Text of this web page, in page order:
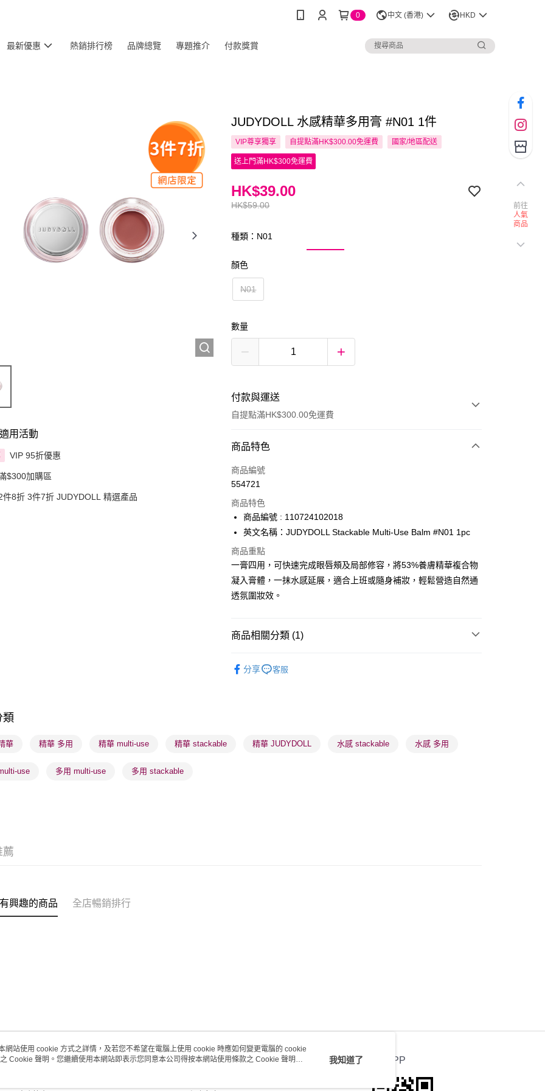
0 中文 (香港) HKD
最新優惠 熱銷排行榜 品牌總覽 專題推介 付款獎賞
用活動
VIP 95折優惠
$300加購區
件8折 3件7折 JUDYDOLL 精選產品
JUDYDOLL 水感精華多用膏 #N01 1件
VIP尊享獨享 自提點滿HK$300.00免運費 國家/地區配送
送上門滿HK$300免運費
HK$59.00
HK$39.00
種類：N01
顏色
N01
數量
付款與運送
自提點滿HK$300.00免運費
付款方式
信用卡
AlipayHK
PayMe
WeChat Pay
BoC Pay
順豐自助櫃 - 確認發貨後1-3個工作天送達
商品特色
商品編號
554721
商品特色
商品編號 : 110724102018
英文名稱：JUDYDOLL Stackable Multi-Use Balm #N01 1pc
商品重點
一膏四用，可快速完成眼唇頰及局部修容，將53%養膚精華複合物
凝入膏體，一抹水感延展，適合上班或隨身補妝，輕鬆營造自然通
透氛圍妝效。
商品相關分類 (1)
分享
客服
類
華 精華 多用 精華 multi-use 精華 stackable 精華 JUDYDOLL 水感 stackable 水感 多用
use 多用 multi-use 多用 stackable
薦
興趣的商品 全店暢銷排行
關於我們 客戶服務 官方APP
前往
人氣
商品
網站使用 cookie 方式之詳情，及若您不希望在電腦上使用 cookie 時應如何變更電腦的 cookie
之 Cookie 聲明。您繼續使用本網站即表示您同意本公司得按本網站使用條款之 Cookie 聲明使
我知道了